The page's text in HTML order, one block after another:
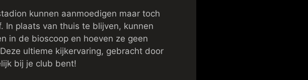
kunnen aanmoedigen maar toch
plaats van thuis te blijven, kunnen
in de bioscoop en hoeven ze geen
ultieme kijkervaring, gebracht door
bij je club bent!